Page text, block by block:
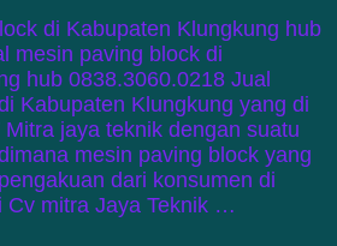
di Kabupaten Klungkung hub
mesin paving block di
hub 0838.3060.0218 Jual
Kabupaten Klungkung yang di
jaya teknik dengan suatu
mesin paving block yang
dari konsumen di
Cv mitra Jaya Teknik …